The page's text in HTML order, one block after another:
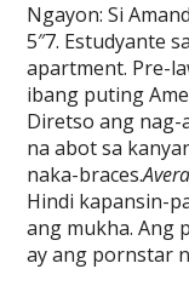
Ngayon: Si
5″7. Estudyante
apartment. Pre-
ibang puting
Diretso ang nag-
na abot sa
naka-braces.
Hindi kapansin-
ang mukha. Ang
ay ang pornstar